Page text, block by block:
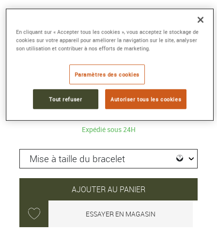
CASIO RING CRW-001G-9
25.2 × 19.5 × 6.2 mm
Collection :
CASIO VINTAGE
139 €
Expédié sous 24H
AJOUTER AU PANIER
ESSAYER EN MAGASIN
En cliquant sur « Accepter tous les cookies », vous acceptez le stockage de
cookies sur votre appareil pour améliorer la navigation sur le site, analyser
son utilisation et contribuer à nos efforts de marketing.
Paramètres des cookies
Tout refuser Autoriser tous les cookies